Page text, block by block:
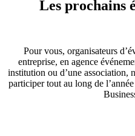
Les prochains
Pour vous, organisateurs
entreprise, en agence
institution ou d’une association,
participer tout au long de